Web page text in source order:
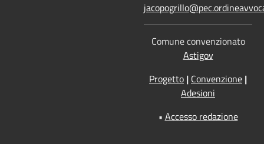
Comune convenzionato
Astigov
Progetto | Convenzione |
Adesioni
• Accesso redazione